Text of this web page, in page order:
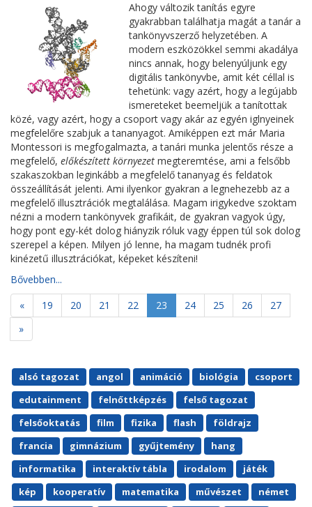
Ahogy változik tanítás egyre
gyakrabban találhatja magát a tanár a
tankönyvszerző helyzetében. A
modern eszközökkel semmi akadálya
nincs annak, hogy belenyúljunk egy
digitális tankönyvbe, amit két céllal is
tehetünk: vagy azért, hogy a legújabb
ismereteket beemeljük a tanítottak
közé, vagy azért, hogy a csoport vagy akár az egyén iglnyeinek
megfelelőre szabjuk a tananyagot. Amiképpen ezt már Maria
Montessori is megfogalmazta, a tanári munka jelentős része a
megfelelő, előkészített környezet megteremtése, ami a felsőbb
szakaszokban leginkább a megfelelő tananyag és feldatok
összeállítását jelenti. Ami ilyenkor gyakran a legnehezebb az a
megfelelő illusztrációk megtalálása. Magam irigykedve szoktam
nézni a modern tankönyvek grafikáit, de gyakran vagyok úgy,
hogy pont egy-két dolog hiányzik róluk vagy éppen túl sok dolog
szerepel a képen. Milyen jó lenne, ha magam tudnék profi
kinézetű illusztrációkat, képeket készíteni!
Bővebben...
«
19 20 21 22 23 24 25 26
27
»
alsó tagozat angol animáció biológia
csoport
edutainment
felnőttképzés
felső tagozat
felsőoktatás
film fizika flash
földrajz
francia
gimnázium gyűjtemény
hang
informatika
interaktív tábla irodalom
játék
kép
kooperatív matematika művészet német